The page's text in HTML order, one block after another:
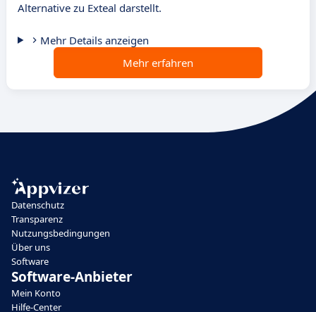
Alternative zu Exteal darstellt.
Mehr Details anzeigen
Mehr erfahren
Datenschutz
Transparenz
Nutzungsbedingungen
Über uns
Software
Software-Anbieter
Mein Konto
Hilfe-Center